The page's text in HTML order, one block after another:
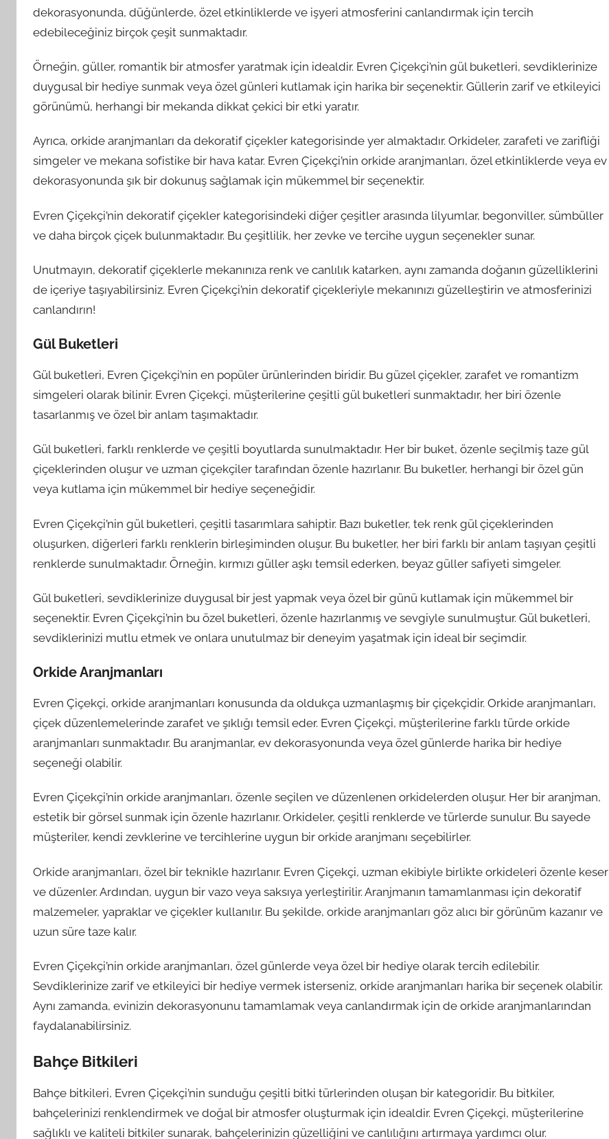
dekorasyonunda, düğünlerde, özel etkinliklerde ve işyeri atmosferini canlandırmak için tercih
edebileceğiniz birçok çeşit sunmaktadır.
Örneğin, güller, romantik bir atmosfer yaratmak için idealdir. Evren Çiçekçi’nin gül buketleri, sevdiklerinize
duygusal bir hediye sunmak veya özel günleri kutlamak için harika bir seçenektir. Güllerin zarif ve etkileyici
görünümü, herhangi bir mekanda dikkat çekici bir etki yaratır.
Ayrıca, orkide aranjmanları da dekoratif çiçekler kategorisinde yer almaktadır. Orkideler, zarafeti ve zarifliği
simgeler ve mekana sofistike bir hava katar. Evren Çiçekçi’nin orkide aranjmanları, özel etkinliklerde veya ev
dekorasyonunda şık bir dokunuş sağlamak için mükemmel bir seçenektir.
Evren Çiçekçi’nin dekoratif çiçekler kategorisindeki diğer çeşitler arasında lilyumlar, begonviller, sümbüller
ve daha birçok çiçek bulunmaktadır. Bu çeşitlilik, her zevke ve tercihe uygun seçenekler sunar.
Unutmayın, dekoratif çiçeklerle mekanınıza renk ve canlılık katarken, aynı zamanda doğanın güzelliklerini
de içeriye taşıyabilirsiniz. Evren Çiçekçi’nin dekoratif çiçekleriyle mekanınızı güzelleştirin ve atmosferinizi
canlandırın!
Gül Buketleri
Gül buketleri, Evren Çiçekçi’nin en popüler ürünlerinden biridir. Bu güzel çiçekler, zarafet ve romantizm
simgeleri olarak bilinir. Evren Çiçekçi, müşterilerine çeşitli gül buketleri sunmaktadır, her biri özenle
tasarlanmış ve özel bir anlam taşımaktadır.
Gül buketleri, farklı renklerde ve çeşitli boyutlarda sunulmaktadır. Her bir buket, özenle seçilmiş taze gül
çiçeklerinden oluşur ve uzman çiçekçiler tarafından özenle hazırlanır. Bu buketler, herhangi bir özel gün
veya kutlama için mükemmel bir hediye seçeneğidir.
Evren Çiçekçi’nin gül buketleri, çeşitli tasarımlara sahiptir. Bazı buketler, tek renk gül çiçeklerinden
oluşurken, diğerleri farklı renklerin birleşiminden oluşur. Bu buketler, her biri farklı bir anlam taşıyan çeşitli
renklerde sunulmaktadır. Örneğin, kırmızı güller aşkı temsil ederken, beyaz güller safiyeti simgeler.
Gül buketleri, sevdiklerinize duygusal bir jest yapmak veya özel bir günü kutlamak için mükemmel bir
seçenektir. Evren Çiçekçi’nin bu özel buketleri, özenle hazırlanmış ve sevgiyle sunulmuştur. Gül buketleri,
sevdiklerinizi mutlu etmek ve onlara unutulmaz bir deneyim yaşatmak için ideal bir seçimdir.
Orkide Aranjmanları
Evren Çiçekçi, orkide aranjmanları konusunda da oldukça uzmanlaşmış bir çiçekçidir. Orkide aranjmanları,
çiçek düzenlemelerinde zarafet ve şıklığı temsil eder. Evren Çiçekçi, müşterilerine farklı türde orkide
aranjmanları sunmaktadır. Bu aranjmanlar, ev dekorasyonunda veya özel günlerde harika bir hediye
seçeneği olabilir.
Evren Çiçekçi’nin orkide aranjmanları, özenle seçilen ve düzenlenen orkidelerden oluşur. Her bir aranjman,
estetik bir görsel sunmak için özenle hazırlanır. Orkideler, çeşitli renklerde ve türlerde sunulur. Bu sayede
müşteriler, kendi zevklerine ve tercihlerine uygun bir orkide aranjmanı seçebilirler.
Orkide aranjmanları, özel bir teknikle hazırlanır. Evren Çiçekçi, uzman ekibiyle birlikte orkideleri özenle keser
ve düzenler. Ardından, uygun bir vazo veya saksıya yerleştirilir. Aranjmanın tamamlanması için dekoratif
malzemeler, yapraklar ve çiçekler kullanılır. Bu şekilde, orkide aranjmanları göz alıcı bir görünüm kazanır ve
uzun süre taze kalır.
Evren Çiçekçi’nin orkide aranjmanları, özel günlerde veya özel bir hediye olarak tercih edilebilir.
Sevdiklerinize zarif ve etkileyici bir hediye vermek isterseniz, orkide aranjmanları harika bir seçenek olabilir.
Aynı zamanda, evinizin dekorasyonunu tamamlamak veya canlandırmak için de orkide aranjmanlarından
faydalanabilirsiniz.
Bahçe Bitkileri
Bahçe bitkileri, Evren Çiçekçi’nin sunduğu çeşitli bitki türlerinden oluşan bir kategoridir. Bu bitkiler,
bahçelerinizi renklendirmek ve doğal bir atmosfer oluşturmak için idealdir. Evren Çiçekçi, müşterilerine
sağlıklı ve kaliteli bitkiler sunarak, bahçelerinizin güzelliğini ve canlılığını artırmaya yardımcı olur.